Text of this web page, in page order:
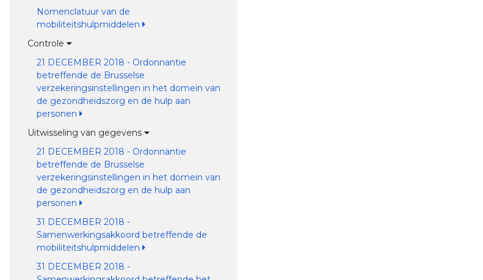
Nomenclatuur van de
mobiliteitshulpmiddelen
Controle
21 DECEMBER 2018 - Ordonnantie
betreffende de Brusselse
verzekeringsinstellingen in het domein van
de gezondheidszorg en de hulp aan
personen
Uitwisseling van gegevens
21 DECEMBER 2018 - Ordonnantie
betreffende de Brusselse
verzekeringsinstellingen in het domein van
de gezondheidszorg en de hulp aan
personen
31 DECEMBER 2018 -
Samenwerkingsakkoord betreffende de
mobiliteitshulpmiddelen
31 DECEMBER 2018 -